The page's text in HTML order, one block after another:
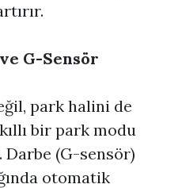
G-Sensör
park halini de
bir park modu
(G-sensör)
otomatik